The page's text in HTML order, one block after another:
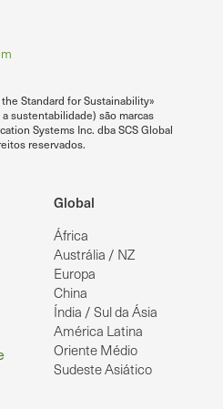
Standard for Sustainability»
sustentabilidade) são marcas
Systems Inc. dba SCS Global
reservados.
Global
África
Austrália / NZ
Europa
China
Índia / Sul da Ásia
América Latina
Oriente Médio
Sudeste Asiático